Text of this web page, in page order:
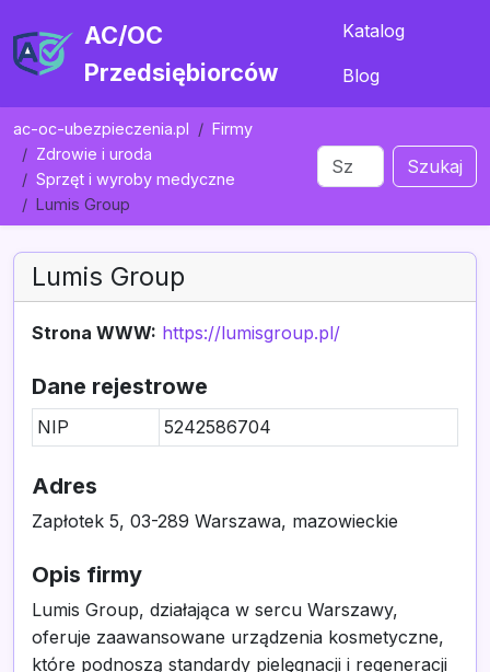
AC/OC
Przedsiębiorców
Katalog
Blog
ac-oc-ubezpieczenia.pl
Firmy
Zdrowie i uroda
Sprzęt i wyroby medyczne
Lumis Group
Szukaj
Lumis Group
Strona WWW: https://lumisgroup.pl/
Dane rejestrowe
NIP 5242586704
Adres
Zapłotek 5, 03-289 Warszawa, mazowieckie
Opis firmy
Lumis Group, działająca w sercu Warszawy,
oferuje zaawansowane urządzenia kosmetyczne,
które podnoszą standardy pielęgnacji i regeneracji